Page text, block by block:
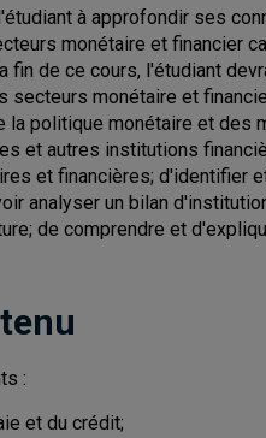
à approfondir ses
monétaire et financier
fin de ce cours, l'étudiant
secteurs monétaire et
politique monétaire et des
et autres institutions
et financières; d'identifier
analyser un bilan
de comprendre et
:
et du crédit;